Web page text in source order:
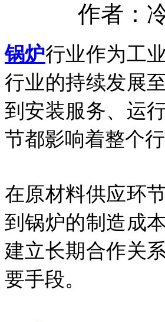
作者：
锅炉行业作为工
行业的持续发展
到安装服务、运
节都影响着整个
在原材料供应环
到锅炉的制造成
建立长期合作关
要手段。